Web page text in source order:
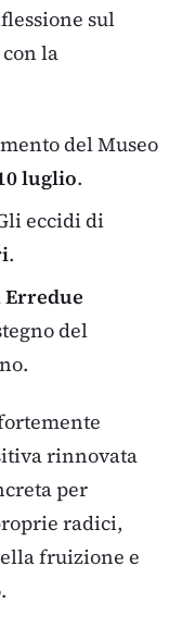
sul
la
del Museo
luglio.
eccidi di
.
Erredue
del
rinnovata
per
radici,
fruizione e